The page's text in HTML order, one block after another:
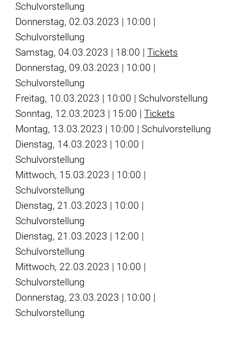
Schulvorstellung
Donnerstag, 02.03.2023 | 10:00 |
Schulvorstellung
Samstag, 04.03.2023 | 18:00 | Tickets
Donnerstag, 09.03.2023 | 10:00 |
Schulvorstellung
Freitag, 10.03.2023 | 10:00 | Schulvorstellung
Sonntag, 12.03.2023 | 15:00 | Tickets
Montag, 13.03.2023 | 10:00 | Schulvorstellung
Dienstag, 14.03.2023 | 10:00 |
Schulvorstellung
Mittwoch, 15.03.2023 | 10:00 |
Schulvorstellung
Dienstag, 21.03.2023 | 10:00 |
Schulvorstellung
Dienstag, 21.03.2023 | 12:00 |
Schulvorstellung
Mittwoch, 22.03.2023 | 10:00 |
Schulvorstellung
Donnerstag, 23.03.2023 | 10:00 |
Schulvorstellung